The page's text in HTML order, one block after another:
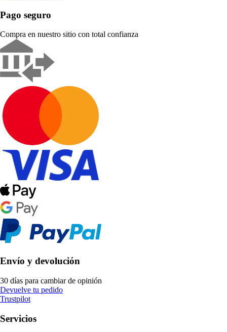
Pago seguro
Compra en nuestro sitio con total confianza
Envío y devolución
30 días para cambiar de opinión
Devuelve tu pedido
Trustpilot
Servicios